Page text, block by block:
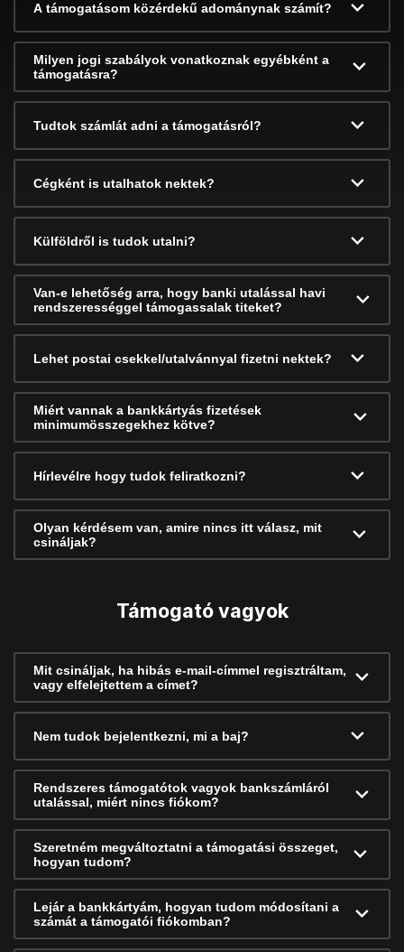
A támogatásom közérdekű adománynak számít?
Milyen jogi szabályok vonatkoznak egyébként a
támogatásra?
Tudtok számlát adni a támogatásról?
Cégként is utalhatok nektek?
Külföldről is tudok utalni?
Van-e lehetőség arra, hogy banki utalással havi
rendszerességgel támogassalak titeket?
Lehet postai csekkel/utalvánnyal fizetni nektek?
Miért vannak a bankkártyás fizetések
minimumösszegekhez kötve?
Hírlevélre hogy tudok feliratkozni?
Olyan kérdésem van, amire nincs itt válasz, mit
csináljak?
Támogató vagyok
Mit csináljak, ha hibás e-mail-címmel regisztráltam,
vagy elfelejtettem a címet?
Nem tudok bejelentkezni, mi a baj?
Rendszeres támogatótok vagyok bankszámláról
utalással, miért nincs fiókom?
Szeretném megváltoztatni a támogatási összeget,
hogyan tudom?
Lejár a bankkártyám, hogyan tudom módosítani a
számát a támogatói fiókomban?